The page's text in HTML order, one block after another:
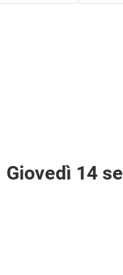
Giovedì 14